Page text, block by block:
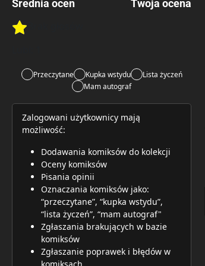
Średnia ocen
Rate this item:
Twoja ocena
Przeczytane Kupka wstydu
Lista życzeń
Mam autograf
Zalogowani użytkownicy mają
możliwość:
Dodawania komiksów do kolekcji
Oceny komiksów
Pisania opinii
Oznaczania komiksów jako:
“przeczytane”, “kupka wstydu”,
“lista życzeń”, “mam autograf"
Zgłaszania brakujących w bazie
komiksów
Zgłaszanie poprawek i błędów w